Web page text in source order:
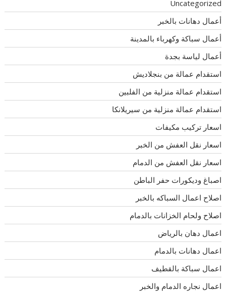
Uncategorized
أعمال دهانات بالخبر
أعمال سباكة وكهرباء بالمدينة
أعمال لياسة بجدة
استقدام عمالة من بنجلاديش
استقدام عمالة منزلية من الفلبين
استقدام عمالة منزلية من سيريلانكا
اسعار تركيب مكيفات
اسعار نقل العفش من الخبر
اسعار نقل العفش من الدمام
اصباغ وديكورات حفر الباطن
اصلاح اعمال السباكه بالخبر
اصلاح ولحام الخزانات بالدمام
اعمال دهان بالرياض
اعمال دهانات بالدمام
اعمال سباكة بالقطيف
اعمال نجاره الدمام والخبر